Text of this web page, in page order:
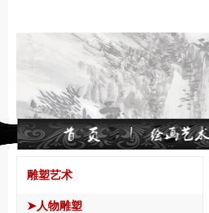
雕塑艺术
➤人物雕塑